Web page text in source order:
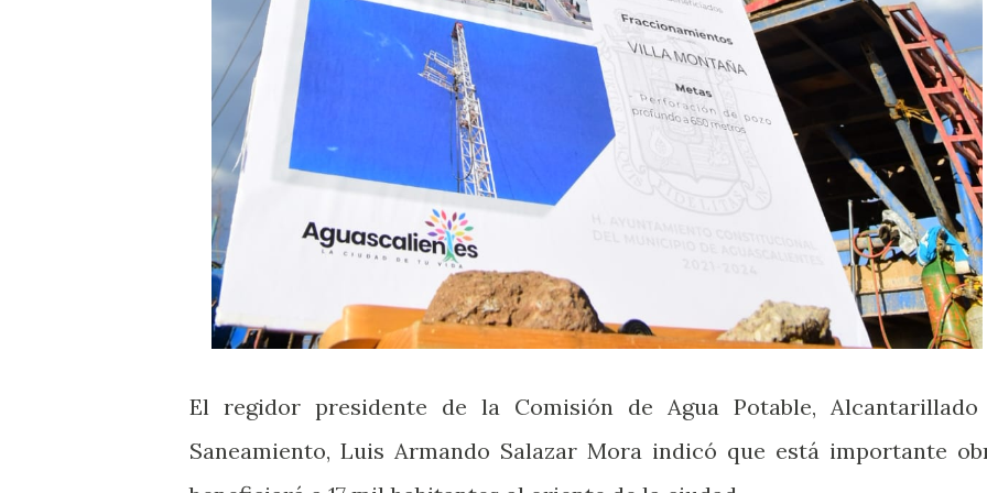
El regidor presidente de la Comisión de Agua Potable,
Saneamiento, Luis Armando Salazar Mora indicó que está importante